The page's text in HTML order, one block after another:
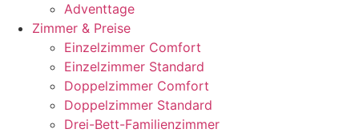
Adventtage
Zimmer & Preise
Einzelzimmer Comfort
Einzelzimmer Standard
Doppelzimmer Comfort
Doppelzimmer Standard
Drei-Bett-Familienzimmer